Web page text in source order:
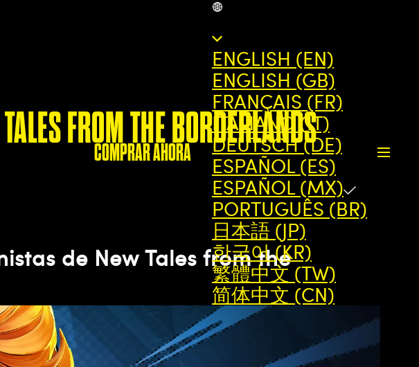
COMPRAR AHORA
ENGLISH (EN)
ENGLISH (GB)
FRANÇAIS (FR)
ITALIANO (IT)
DEUTSCH (DE)
ESPAÑOL (ES)
ESPAÑOL (MX)
PORTUGUÊS (BR)
日本語 (JP)
한국어 (KR)
繁體中文 (TW)
简体中文 (CN)
FROM THE BORDERLANDS
de New Tales from the